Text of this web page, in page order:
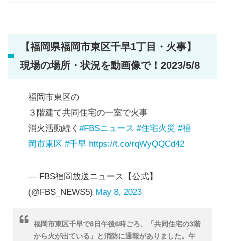
【福岡県福岡市東区千早1丁目・火事】
現場の場所・状況を動画像で！2023/5/8
福岡市東区の
３階建て共同住宅の一室で火事
消火活動続く #FBSニュース #住宅火災 #福
岡市東区 #千早 https://t.co/rqWyQQCd42
— FBS福岡放送ニュース【公式】
(@FBS_NEWS5) May 8, 2023
福岡市東区千早で8日午後6時ごろ、「共同住宅の3階
から火が出ている」と消防に通報がありました。午